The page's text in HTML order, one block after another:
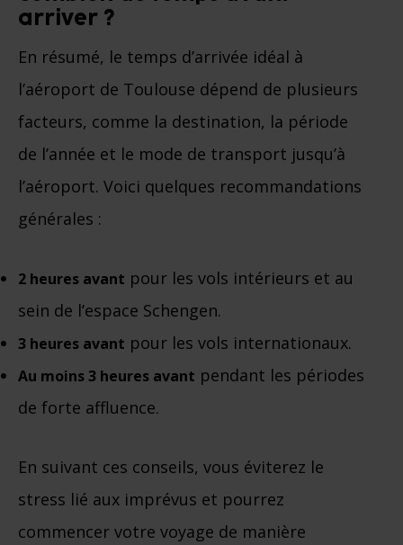
arriver ?
En résumé, le temps d’arrivée idéal à
l’aéroport de Toulouse dépend de plusieurs
facteurs, comme la destination, la période
de l’année et le mode de transport jusqu’à
l’aéroport. Voici quelques recommandations
générales :
2 heures avant pour les vols intérieurs et au
sein de l’espace Schengen.
3 heures avant pour les vols internationaux.
Au moins 3 heures avant pendant les périodes
de forte affluence.
En suivant ces conseils, vous éviterez le
stress lié aux imprévus et pourrez
commencer votre voyage de manière